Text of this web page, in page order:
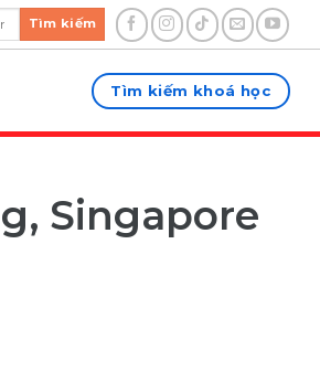
Tìm kiếm
Tìm kiếm khoá học
Singapore